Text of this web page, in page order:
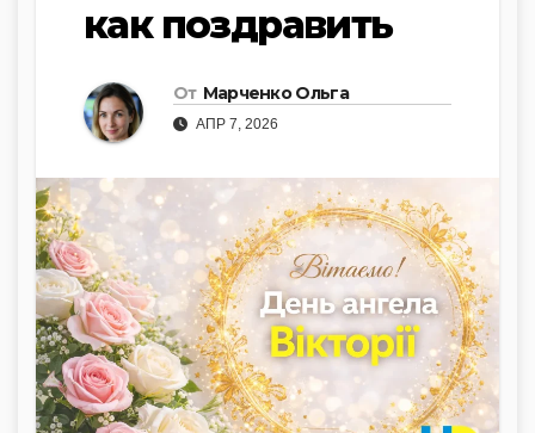
как поздравить
От Марченко Ольга
АПР 7, 2026